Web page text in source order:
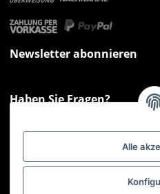
Alle
Newsletter abonnieren
Haben Sie Fragen?
Montag - Freitag: 09:00 - 17:00 Uhr
Hotline 📞